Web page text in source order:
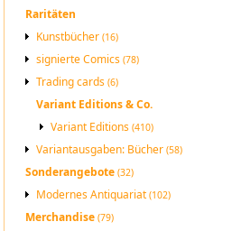
Raritäten
Kunstbücher(16)
signierte Comics(78)
Trading cards(6)
Variant Editions & Co.
Variant Editions(410)
Variantausgaben: Bücher(58)
Sonderangebote(32)
Modernes Antiquariat(102)
Merchandise(79)